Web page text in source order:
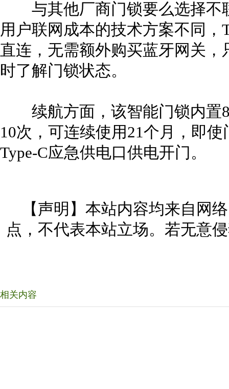
与其他厂商门锁要么选择不
用户联网成本的技术方案不同
直连，无需额外购买蓝牙网关
时了解门锁状态。
续航方面，该智能门锁内置8
10次，可连续使用21个月，即
Type-C应急供电口供电开门。
【声明】本站内容均来自网
点，不代表本站立场。若无意
相关内容